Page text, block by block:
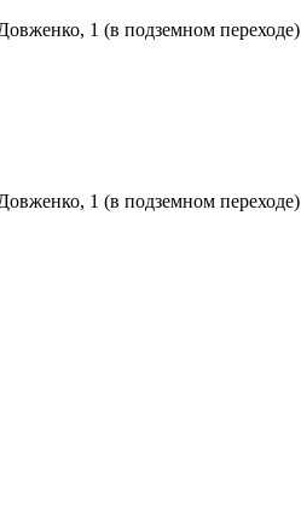
1 (в подземном переходе)
1 (в подземном переходе)